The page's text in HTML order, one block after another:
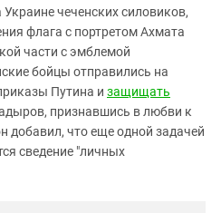
чеченских силовиков,
флага с портретом Ахмата
части с эмблемой
бойцы отправились на
Путина и защищать
признавшись в любви к
добавил, что еще одной задачей
сведение "личных